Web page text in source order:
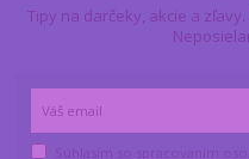
Tipy na darčeky, akcie a